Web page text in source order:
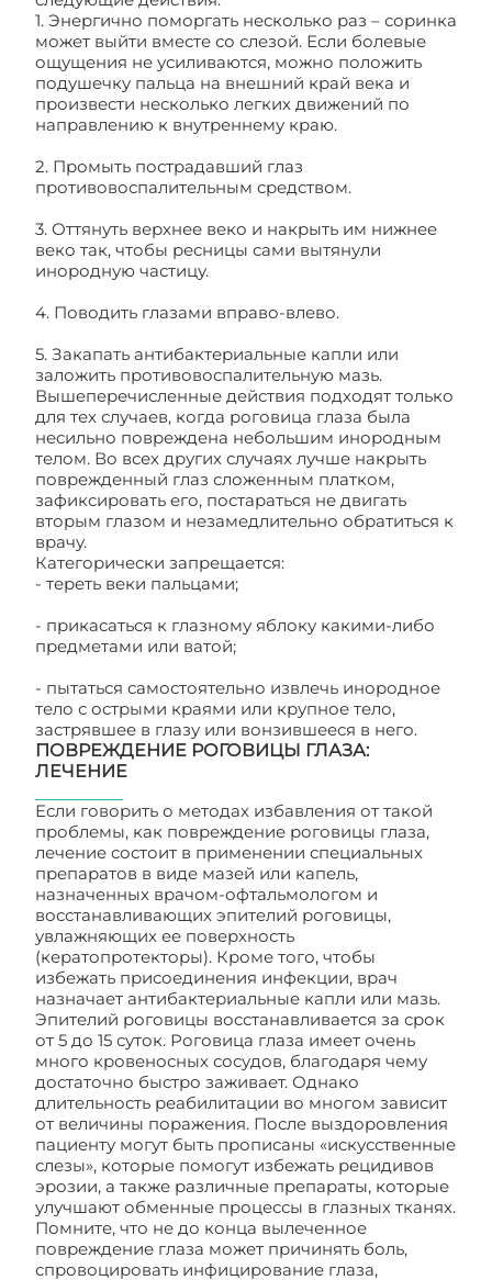
1. Энергично поморгать несколько раз – соринка
может выйти вместе со слезой. Если болевые
ощущения не усиливаются, можно положить
подушечку пальца на внешний край века и
произвести несколько легких движений по
направлению к внутреннему краю.
2. Промыть пострадавший глаз
противовоспалительным средством.
3. Оттянуть верхнее веко и накрыть им нижнее
веко так, чтобы ресницы сами вытянули
инородную частицу.
4. Поводить глазами вправо-влево.
5. Закапать антибактериальные капли или
заложить противовоспалительную мазь.
Вышеперечисленные действия подходят только
для тех случаев, когда роговица глаза была
несильно повреждена небольшим инородным
телом. Во всех других случаях лучше накрыть
поврежденный глаз сложенным платком,
зафиксировать его, постараться не двигать
вторым глазом и незамедлительно обратиться к
врачу.
Категорически запрещается:
- тереть веки пальцами;
- прикасаться к глазному яблоку какими-либо
предметами или ватой;
- пытаться самостоятельно извлечь инородное
тело с острыми краями или крупное тело,
застрявшее в глазу или вонзившееся в него.
ПОВРЕЖДЕНИЕ РОГОВИЦЫ ГЛАЗА:
ЛЕЧЕНИЕ
Если говорить о методах избавления от такой
проблемы, как повреждение роговицы глаза,
лечение состоит в применении специальных
препаратов в виде мазей или капель,
назначенных врачом-офтальмологом и
восстанавливающих эпителий роговицы,
увлажняющих ее поверхность
(кератопротекторы). Кроме того, чтобы
избежать присоединения инфекции, врач
назначает антибактериальные капли или мазь.
Эпителий роговицы восстанавливается за срок
от 5 до 15 суток. Роговица глаза имеет очень
много кровеносных сосудов, благодаря чему
достаточно быстро заживает. Однако
длительность реабилитации во многом зависит
от величины поражения. После выздоровления
пациенту могут быть прописаны «искусственные
слезы», которые помогут избежать рецидивов
эрозии, а также различные препараты, которые
улучшают обменные процессы в глазных тканях.
Помните, что не до конца вылеченное
повреждение глаза может причинять боль,
спровоцировать инфицирование глаза,